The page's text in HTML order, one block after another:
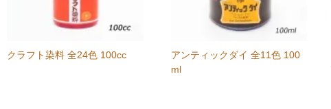
クラフト染料 全24色 100cc
アンティックダイ 全11色 100
ml